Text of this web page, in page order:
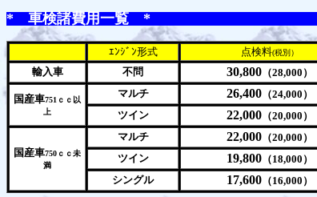
* 車検諸費用一覧 *
ｴﾝｼﾞﾝ形式 点検料(税別）
輸入車
不問 30,800 （28,000）
国産車751ｃｃ以
上
マルチ 26,400 （24,000）
ツイン 22,000 （20,000）
国産車750ｃｃ未
満
マルチ 22,000 （20,000）
ツイン 19,800 （18,000）
シングル 17,600 （16,000）